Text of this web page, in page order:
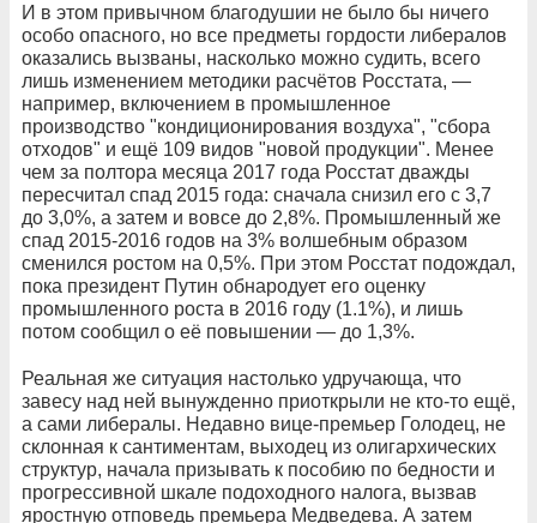
И в этом привычном благодушии не было бы ничего
особо опасного, но все предметы гордости либералов
оказались вызваны, насколько можно судить, всего
лишь изменением методики расчётов Росстата, —
например, включением в промышленное
производство "кондиционирования воздуха", "сбора
отходов" и ещё 109 видов "новой продукции". Менее
чем за полтора месяца 2017 года Росстат дважды
пересчитал спад 2015 года: сначала снизил его с 3,7
до 3,0%, а затем и вовсе до 2,8%. Промышленный же
спад 2015-2016 годов на 3% волшебным образом
сменился ростом на 0,5%. При этом Росстат подождал,
пока президент Путин обнародует его оценку
промышленного роста в 2016 году (1.1%), и лишь
потом сообщил о её повышении — до 1,3%.
Реальная же ситуация настолько удручающа, что
завесу над ней вынужденно приоткрыли не кто-то ещё,
а сами либералы. Недавно вице-премьер Голодец, не
склонная к сантиментам, выходец из олигархических
структур, начала призывать к пособию по бедности и
прогрессивной шкале подоходного налога, вызвав
яростную отповедь премьера Медведева. А затем